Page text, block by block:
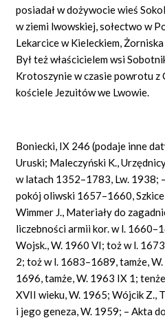
posiadał w dożywocie wieś
w ziemi lwowskiej, sołectwo w
Lekarcice w Kieleckiem,
Był też właścicielem wsi
Krotoszynie w czasie powrotu z
kościele Jezuitów we Lwowie.
Boniecki, IX 246 (podaje inne
Uruski; Maleczyński K.,
w latach 1352–1783, Lw. 1938;
pokój oliwski 1657–1660,
Wimmer J., Materiały do
liczebności armii kor. w l.
Wojsk., W. 1960 VI; toż w l.
2; toż w l. 1683–1689, tamże,
1696, tamże, W. 1963 IX 1;
XVII wieku, W. 1965; Wójcik Z.,
i jego geneza, W. 1959; – Akta